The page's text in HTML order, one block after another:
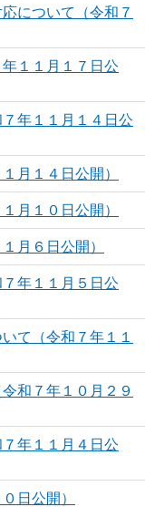
について（令和７
１１月１７日公
年１１月１４日公
月１４日公開）
月１０日公開）
月６日公開）
年１１月５日公
て（令和７年１１
和７年１０月２９
年１１月４日公
日公開）